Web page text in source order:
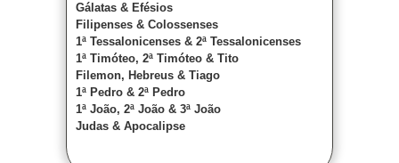
Gálatas & Efésios
Filipenses & Colossenses
1ª Tessalonicenses & 2ª Tessalonicenses
1ª Timóteo, 2ª Timóteo & Tito
Filemon, Hebreus & Tiago
1ª Pedro & 2ª Pedro
1ª João, 2ª João & 3ª João
Judas & Apocalipse